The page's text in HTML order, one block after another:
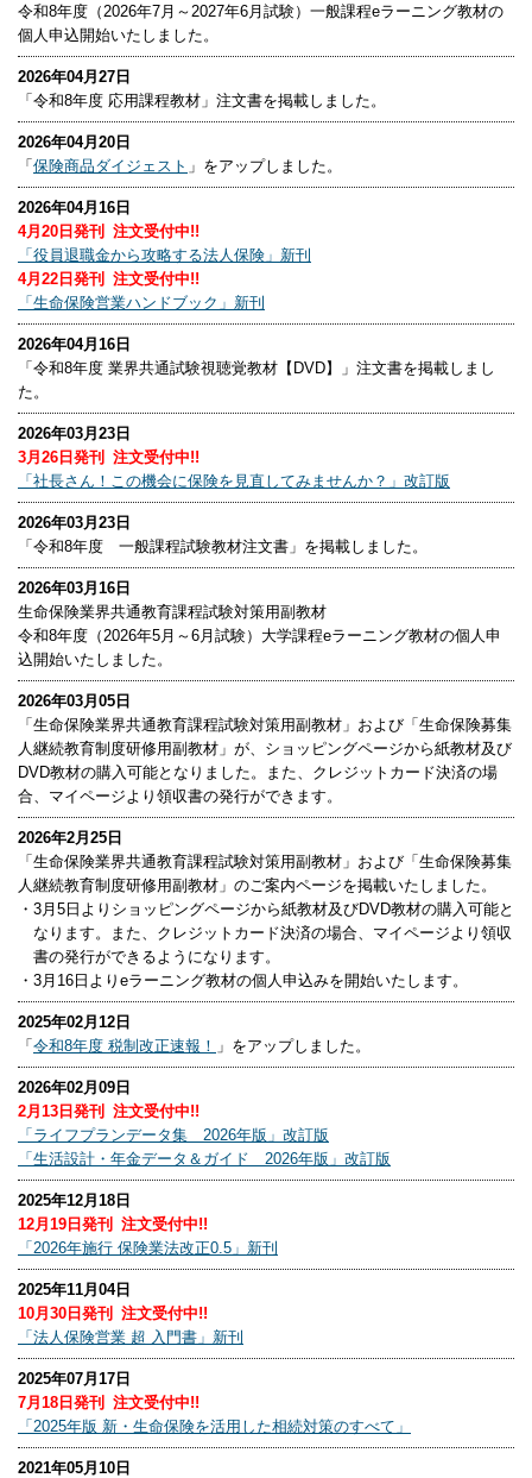
令和8年度（2026年7月～2027年6月試験）一般課程eラーニング教材の
個人申込開始いたしました。
2026年04月27日
「令和8年度 応用課程教材」注文書を掲載しました。
2026年04月20日
「保険商品ダイジェスト 」をアップしました。
2026年04月16日
4月20日発刊 注文受付中!!
「役員退職金から攻略する法人保険」新刊
4月22日発刊 注文受付中!!
「生命保険営業ハンドブック」新刊
2026年04月16日
「令和8年度 業界共通試験視聴覚教材【DVD】」注文書を掲載しまし
た。
2026年03月23日
3月26日発刊 注文受付中!!
「社長さん！この機会に保険を見直してみませんか？」改訂版
2026年03月23日
「令和8年度 一般課程試験教材注文書」を掲載しました。
2026年03月16日
生命保険業界共通教育課程試験対策用副教材
令和8年度（2026年5月～6月試験）大学課程eラーニング教材の個人申
込開始いたしました。
2026年03月05日
「生命保険業界共通教育課程試験対策用副教材」および「生命保険募集
人継続教育制度研修用副教材」が、ショッピングページから紙教材及び
DVD教材の購入可能となりました。また、クレジットカード決済の場
合、マイページより領収書の発行ができます。
2026年2月25日
「生命保険業界共通教育課程試験対策用副教材」および「生命保険募集
人継続教育制度研修用副教材」のご案内ページを掲載いたしました。
・ 3月5日よりショッピングページから紙教材及びDVD教材の購入可能と
なります。また、クレジットカード決済の場合、マイページより領収
書の発行ができるようになります。
・ 3月16日よりeラーニング教材の個人申込みを開始いたします。
2025年02月12日
「令和8年度 税制改正速報！ 」をアップしました。
2026年02月09日
2月13日発刊 注文受付中!!
「ライフプランデータ集 2026年版」改訂版
「生活設計・年金データ＆ガイド 2026年版」改訂版
2025年12月18日
12月19日発刊 注文受付中!!
「2026年施行 保険業法改正0.5」新刊
2025年11月04日
10月30日発刊 注文受付中!!
「法人保険営業 超 入門書」新刊
2025年07月17日
7月18日発刊 注文受付中!!
「2025年版 新・生命保険を活用した相続対策のすべて」
2021年05月10日